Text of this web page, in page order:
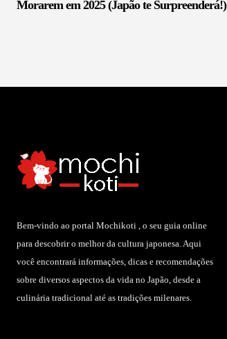
Morarem em 2025 (Japão te Surpreenderá!)
Bem-vindo ao portal Mochikoti , o seu guia online
para descobrir o melhor da cultura japonesa. Aqui
você encontrará informações, dicas e recomendações
sobre diversos aspectos da vida no Japão, desde a
culinária tradicional até as tradições milenares.